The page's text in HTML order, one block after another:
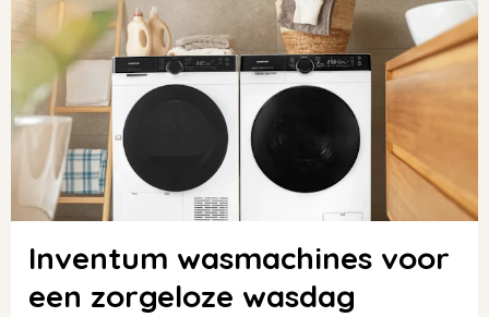
Inventum wasmachines voor
een zorgeloze wasdag